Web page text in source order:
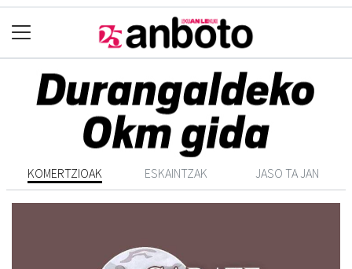
KOMERTZIOAK ESKAINTZAK JASO TA JAN